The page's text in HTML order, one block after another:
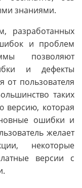
знаниями.
разработанных
и проблем
позволяют
и дефекты
от пользователя
таких
версию, которая
ошибки и
желает
некоторые
версии с